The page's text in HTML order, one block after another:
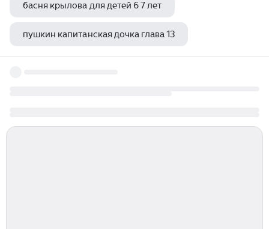
басня крылова для детей 6 7 лет
пушкин капитанская дочка глава 13